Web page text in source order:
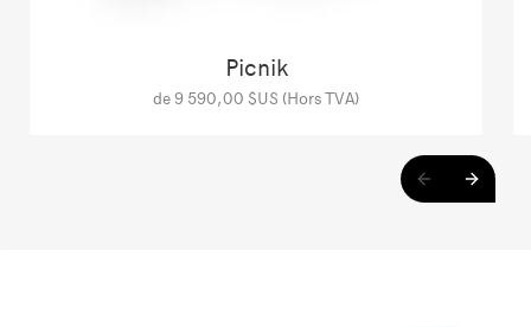
Picnik
de 9 590,00 $US (Hors TVA)